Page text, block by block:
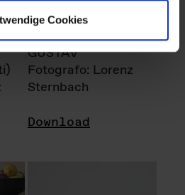
Cookies
GUSTAV
Fotografo: Lorenz
Sternbach
Download